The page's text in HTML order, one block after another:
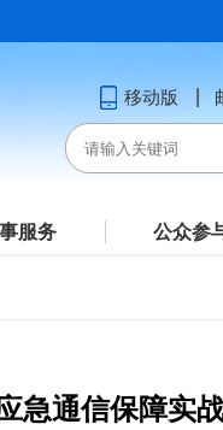
移动版
服务 公众参
急通信保障实